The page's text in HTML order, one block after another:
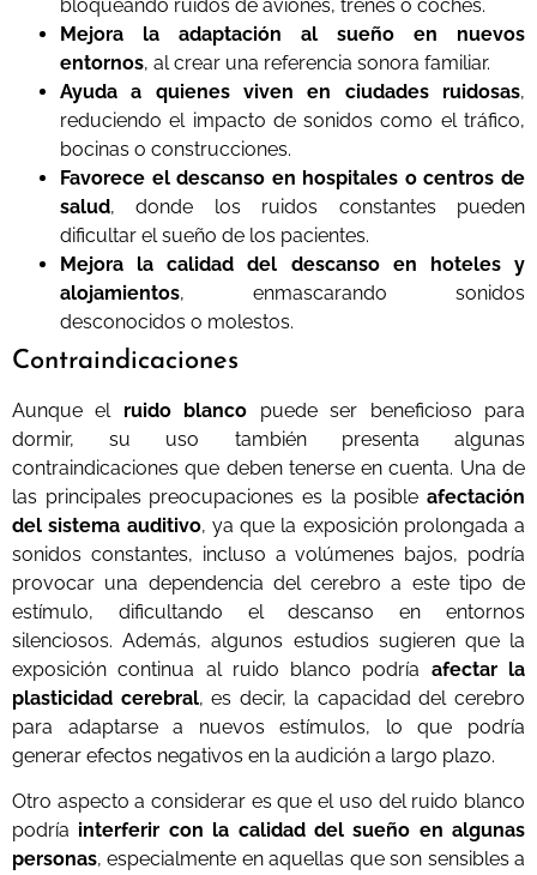
bloqueando ruidos de aviones, trenes o coches.
Mejora la adaptación al sueño en nuevos
entornos, al crear una referencia sonora familiar.
Ayuda a quienes viven en ciudades ruidosas,
reduciendo el impacto de sonidos como el tráfico,
bocinas o construcciones.
Favorece el descanso en hospitales o centros de
salud, donde los ruidos constantes pueden
dificultar el sueño de los pacientes.
Mejora la calidad del descanso en hoteles y
alojamientos, enmascarando sonidos
desconocidos o molestos.
Contraindicaciones
Aunque el ruido blanco puede ser beneficioso para
dormir, su uso también presenta algunas
contraindicaciones que deben tenerse en cuenta. Una de
las principales preocupaciones es la posible afectación
del sistema auditivo, ya que la exposición prolongada a
sonidos constantes, incluso a volúmenes bajos, podría
provocar una dependencia del cerebro a este tipo de
estímulo, dificultando el descanso en entornos
silenciosos. Además, algunos estudios sugieren que la
exposición continua al ruido blanco podría afectar la
plasticidad cerebral, es decir, la capacidad del cerebro
para adaptarse a nuevos estímulos, lo que podría
generar efectos negativos en la audición a largo plazo.
Otro aspecto a considerar es que el uso del ruido blanco
podría interferir con la calidad del sueño en algunas
personas, especialmente en aquellas que son sensibles a